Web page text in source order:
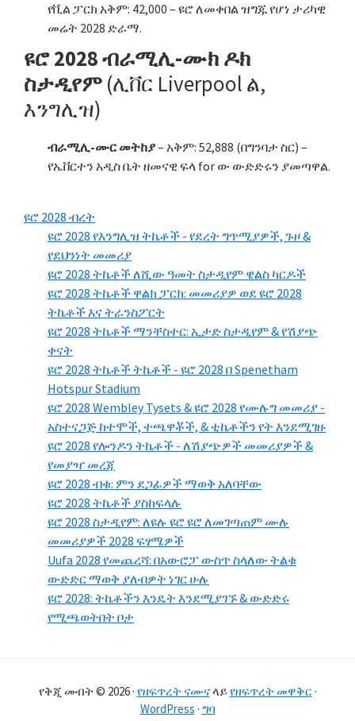
የቪል ፓርክ አቅም: 42,000 – ዩሮ ለመቀበል ዝግጁ የሆነ ታሪካዊ
መሬት 2028 ድራማ.
ዩሮ 2028 ብራሚሊ-ሙክ ዶክ
ስታዲየም (ሊቨር Liverpool ል,
እንግሊዝ)
ብራሚሊ-ሙር መትከያ– አቅም: 52,888 (በግንባታ ስር) –
የኤቨርተን አዲስ ቤት ዘመናዊ ፍላ for ው ውድድሩን ያመጣዋል.
ዩሮ 2028 ብረት
ዩሮ 2028 የእንግሊዝ ትኬቶች - የደረት ግጥሚያዎች, ጉዞ &
የደህንነት መመሪያ
ዩሮ 2028 ትኬቶች ለሺው ዓመት ስታዲየም ዌልስ ካርዶች
ዩሮ 2028 ትኬቶች ዋልክ ፓርክ: መመሪያዎ ወደ ዩሮ 2028
ትኬቶች እና ትራንስፖርት
ዩሮ 2028 ትኬቶች ማንቸስተር: ኢታድ ስታዲየም & የሽያጭ
ቀናት
ዩሮ 2028 ትኬቶች ትኬቶች - ዩሮ 2028 በ Spenetham
Hotspur Stadium
ዩሮ 2028 Wembley Tysets & ዩሮ 2028 የሙሉግ መመሪያ -
አስተናጋጅ ከተሞች, ተጫዋቾች, & ቲኬቶችን የት እንደሚገዙ
ዩሮ 2028 የሎንዶን ትኬቶች - ለሽያጭዎች መመሪያዎች &
የመያዣ መረጃ
ዩሮ 2028 ብቁ: ምን ደጋፊዎች ማወቅ አለባቸው
ዩሮ 2028 ትኬቶች ያስከፍላሉ
ዩሮ 2028 ስታዲየም: ለዩሉ ዩሮ ዩሮ ለመገጣጠም ሙሉ
መመሪያዎች 2028 ፍፃሜዎች
Uufa 2028 የመጨረሻ: በአውሮፓ ውስጥ ስላለው ትልቁ
ውድድር ማወቅ ያለብዎት ነገር ሁሉ
ዩሮ 2028: ትኬቶችን እንዴት እንደሚያገኙ & ውድድሩ
የሚጫወትበት ቦታ
የቅጂ መብት © 2026 · የዘፍጥረት ናሙናላይየዘፍጥረት መዋቅር ·
WordPress · ግባ